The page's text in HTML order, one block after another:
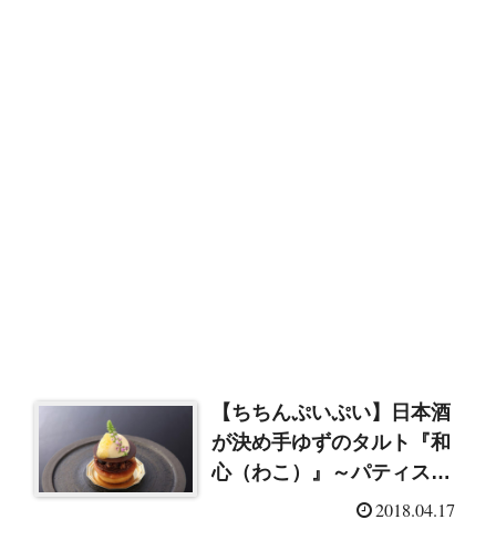
【ちちんぷいぷい】日本酒
が決め手ゆずのタルト『和
心（わこ）』～パティスリ
ー洛甘舎（2018/4/17）
2018.04.17